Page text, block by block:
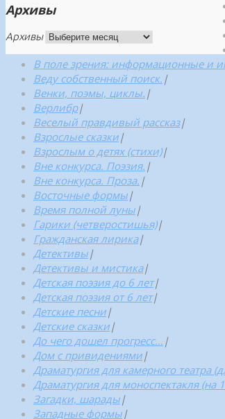
Архивы
Архивы
В поле зрения: информационные и
Веду собственный поиск. |
Венки, поэмы, циклы. |
Верлибр|
Веселый правдивый рассказ|
Взрослые сказки |
Взрослым о детях (стихи)|
Вне конкурса. Поэзия. |
Вне конкурса. Проза. |
Восточные формы |
Время полной луны |
Гарики (четверостишья)|
Гражданская лирика|
Детективы |
Детективы и мистика|
Детская поэзия до 6 лет|
Детская поэзия от 6 лет|
Детские песни |
Детские сказки |
До чего дошел прогресс… |
Дом с привидениями |
Драматургия для камерного театра
Драматургия для моноспектакля (на
Загадки, шарады |
Западные формы |